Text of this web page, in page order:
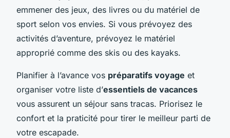
emmener des jeux, des livres ou du matériel de
sport selon vos envies. Si vous prévoyez des
activités d’aventure, prévoyez le matériel
approprié comme des skis ou des kayaks.
Planifier à l’avance vos préparatifs voyage et
organiser votre liste d’essentiels de vacances
vous assurent un séjour sans tracas. Priorisez le
confort et la praticité pour tirer le meilleur parti de
votre escapade.